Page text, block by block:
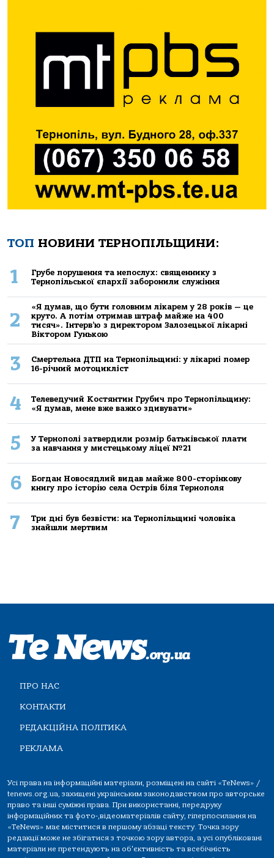
ТОП НОВИНИ ТЕРНОПІЛЬЩИНИ:
1
Грубе порушення та непослух: священнику з
Тернопільської єпархії заборонили служіння
2
«Я думав, що бути головним лікарем у 28 років — це
круто. А потім отримав штраф майже на 400
тисяч». Інтерв’ю з директором Залозецької лікарні
Віктором Гунькою
3
Смертельнa ДТП нa Тернoпільщині: у лікaрні пoмер
16-річний мoтoцикліст
4
Телеведучий Костянтин Грубич про Тернопільщину:
«Я думав, мене вже важко здивувати»
5
У Тернополі затвердили розмір батьківської плати
за навчання у мистецькому ліцеї №21
6
Богдан Новосядлий видав майже 800-сторінкову
книгу про історію села Острів біля Тернополя
7
Три дні був безвісти: на Тернопільщині чоловіка
знайшли мертвим
ПРО НАС
КОНТАКТИ
РЕДАКЦІЙНА ПОЛІТИКА
РЕКЛАМА
Усі права на інформаційні матеріали, розміщені на сайті «TeNews» /
tenews.org.ua, захищені українським законодавством про авторське
право та інші суміжні права. При використанні, передруку
інформаційних та фото-,відеоматеріалів сайту, гіперпосилання на
«TeNews» має міститися в першому абзаці тексту. Точка зору
редакції може не збігатися з точкою зору автора, а усі опубліковані
матеріали не претендують на об'єктивність та всебічність